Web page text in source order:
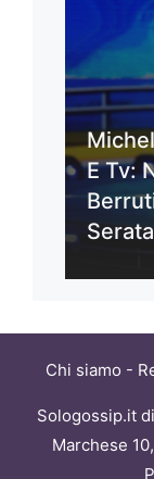
E Tv:
Serata
Chi siamo -
Sologossip.it
Marchese